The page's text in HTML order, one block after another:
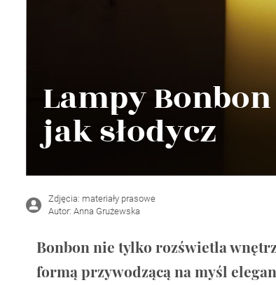
Lampy
jak słodycz
Zdjęcia: materiały prasowe
Autor: Anna Grużewska
Bonbon nie tylko rozświetla
formą przywodzącą na myśl